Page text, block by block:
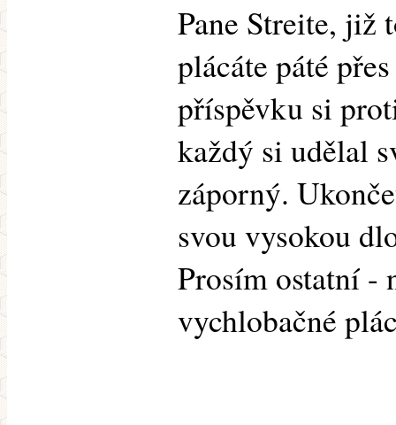
Pane Streite, již
plácáte páté
příspěvku si
každý si udělal
záporný.
svou vysokou
Prosím ostatní -
vychlobačné